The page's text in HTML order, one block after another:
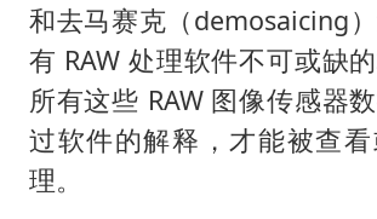
和去马赛克（demosaicing
有 RAW 处理软件不可或缺的
所有这些 RAW 图像传感器
过软件的解释，才能被查
理。